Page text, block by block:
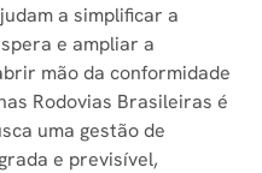
a simplificar a
e ampliar a
mão da conformidade
Rodovias Brasileiras é
uma gestão de
e previsível,